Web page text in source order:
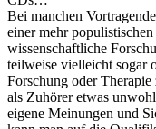
Bei manchen
einer mehr
wissenschaftliche
teilweise vielleicht sogar
Forschung oder
als Zuhörer etwas
eigene Meinungen und